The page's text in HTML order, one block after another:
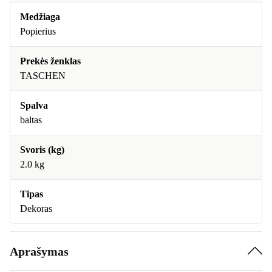
Medžiaga
Popierius
Prekės ženklas
TASCHEN
Spalva
baltas
Svoris (kg)
2.0 kg
Tipas
Dekoras
Aprašymas